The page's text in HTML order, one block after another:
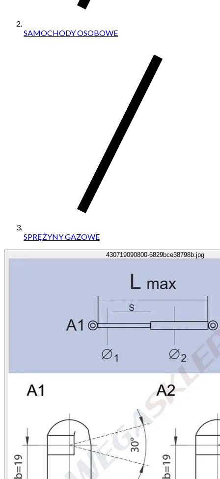
SAMOCHODY OSOBOWE
SPRĘŻYNY GAZOWE
430719090800-6829bce38798b.jpg